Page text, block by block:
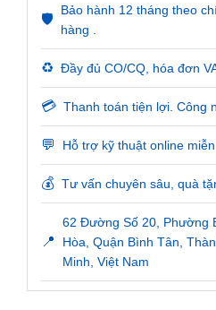
🛡️
Bảo hành 12 tháng theo
hàng .
♻️ Đầy đủ CO/CQ, hóa đơn
💳 Thanh toán tiện lợi. Công
💬 Hỗ trợ kỹ thuật online
💰 Tư vấn chuyên sâu, quà
📍
62 Đường Số 20, Phường
Hòa, Quận Bình Tân,
Minh, Việt Nam